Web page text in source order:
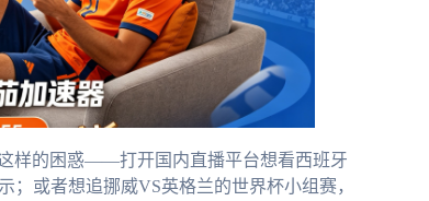
样的困惑——打开国内直播平台想看西班牙
；或者想追挪威VS英格兰的世界杯小组赛，